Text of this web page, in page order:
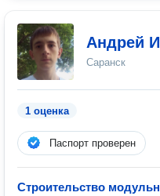
Андрей
Саранск
1 оценка
Паспорт проверен
Строительство